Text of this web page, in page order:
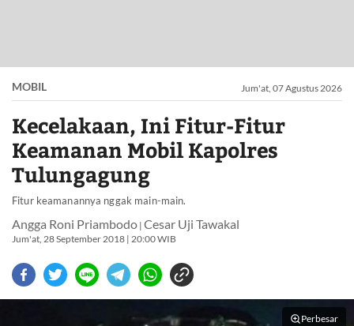
MOBIL Jum'at, 07 Agustus 2026
Kecelakaan, Ini Fitur-Fitur
Keamanan Mobil Kapolres
Tulungagung
Fitur keamanannya nggak main-main.
Angga Roni Priambodo | Cesar Uji Tawakal
Jum'at, 28 September 2018 | 20:00 WIB
Perbesar